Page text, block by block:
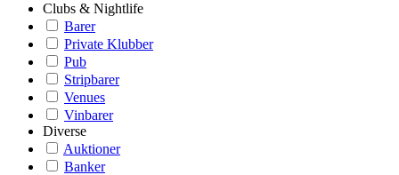
Clubs & Nightlife
Barer
Private Klubber
Pub
Stripbarer
Venues
Vinbarer
Diverse
Auktioner
Banker